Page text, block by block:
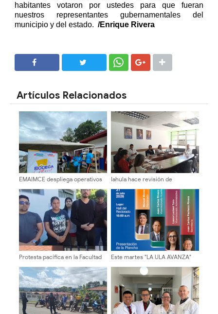
habitantes votaron por ustedes para que fueran
nuestros representantes gubernamentales del
municipio y del estado. /Enrique Rivera
Artículos Relacionados
EMAIMCE despliega operativos
Bodega Móvil en tres sectores
de Campo Elías
Iahula hace revisión de
para el 2027
Protesta pacífica en la Facultad
firmes ante caso de acoso
Este martes "LA ULA AVANZA"